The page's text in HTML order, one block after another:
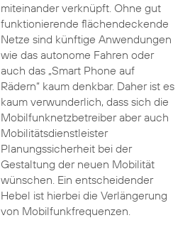
miteinander verknüpft. Ohne gut
funktionierende flächendeckende
Netze sind künftige Anwendungen
wie das autonome Fahren oder
auch das „Smart Phone auf
Rädern“ kaum denkbar. Daher ist es
kaum verwunderlich, dass sich die
Mobilfunknetzbetreiber aber auch
Mobilitätsdienstleister
Planungssicherheit bei der
Gestaltung der neuen Mobilität
wünschen. Ein entscheidender
Hebel ist hierbei die Verlängerung
von Mobilfunkfrequenzen.